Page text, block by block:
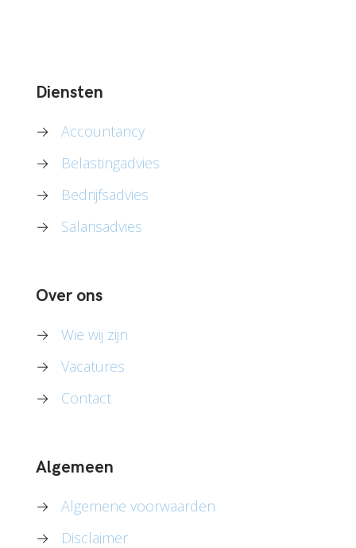
Diensten
→
Accountancy
→
Belastingadvies
→
Bedrijfsadvies
→
Salarisadvies
Over ons
→
Wie wij zijn
→
Vacatures
→
Contact
Algemeen
→
Algemene voorwaarden
→
Disclaimer